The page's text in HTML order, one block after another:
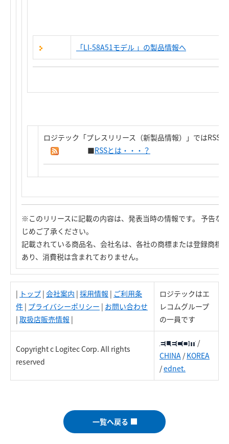
「LI-58A51モデル 」の製品情報へ
ロジテック「プレスリリース（新製品情報）」ではRSS
■RSSとは・・・？
※このリリースに記載の内容は、発表当時の情報です。 予告な
じめご了承ください。
記載されている商品名、会社名は、各社の商標または登録商標
あり、消費税は含まれておりません。
| トップ | 会社案内 | 採用情報 | ご利用条
件 | プライバシーポリシー | お問い合わせ
| 取扱店販売情報 |
ロジテックはエ
レコムグループ
の一員です
Copyright c Logitec Corp. All rights
reserved
/
CHINA /KOREA
/ednet.
一覧へ戻る